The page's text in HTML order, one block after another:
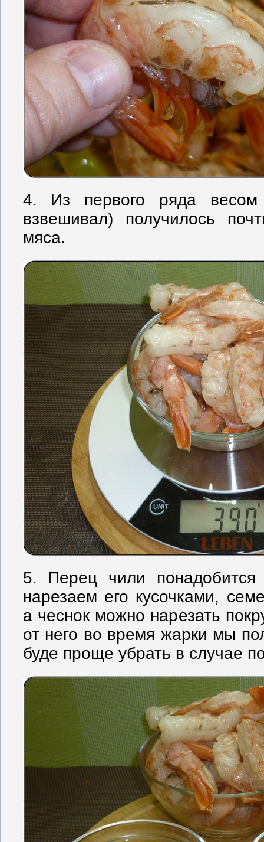
4. Из первого ряда
взвешивал) получилось
мяса.
5. Перец чили
нарезаем его кусочками,
а чеснок можно нарезать
от него во время жарки мы
буде проще убрать в случае